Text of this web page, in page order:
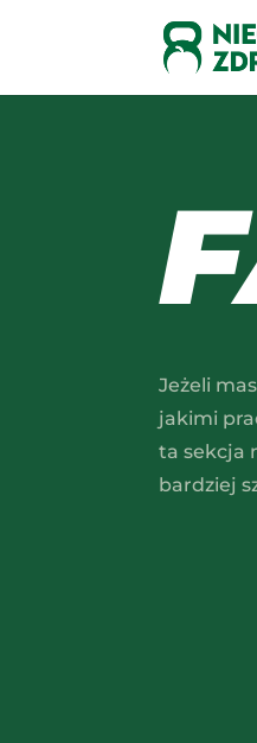
Jeżeli
jakimi
ta sekcja
bardziej